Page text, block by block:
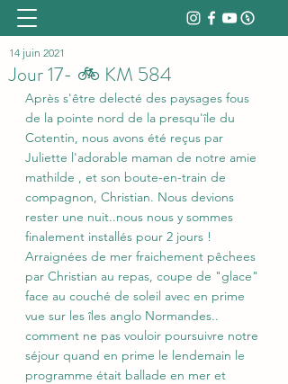
Jour 17- 🚲 KM 584
14 juin 2021
Après s'être delecté des paysages fous
de la pointe nord de la presqu'île du
Cotentin, nous avons été reçus par
Juliette l'adorable maman de notre amie
mathilde , et son boute-en-train de
compagnon, Christian. Nous devions
rester une nuit..nous nous y sommes
finalement installés pour 2 jours !
Arraignées de mer fraichement pêchees
par Christian au repas, coupe de "glace"
face au couché de soleil avec en prime
vue sur les îles anglo Normandes..
comment ne pas vouloir poursuivre notre
séjour quand en prime le lendemain le
programme était ballade en mer et